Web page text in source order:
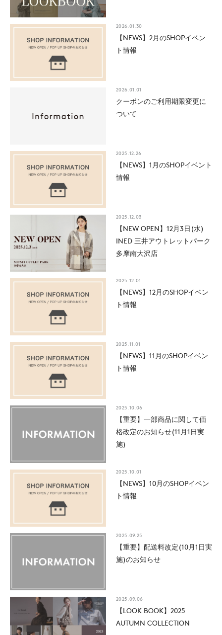
2026.01.30
【NEWS】2月のSHOPイベン
ト情報
2026.01.01
クーポンのご利用期限変更に
ついて
2025.12.26
【NEWS】1月のSHOPイベント
情報
2025.12.03
【NEW OPEN】12月3日(水)
INED 三井アウトレットパーク
多摩南大沢店
2025.12.01
【NEWS】12月のSHOPイベン
ト情報
2025.11.01
【NEWS】11月のSHOPイベン
ト情報
2025.10.06
【重要】一部商品に関して価
格改定のお知らせ(11月1日実
施)
2025.10.01
【NEWS】10月のSHOPイベン
ト情報
2025.09.25
【重要】配送料改定(10月1日実
施)のお知らせ
2025.09.06
【LOOK BOOK】2025
AUTUMN COLLECTION